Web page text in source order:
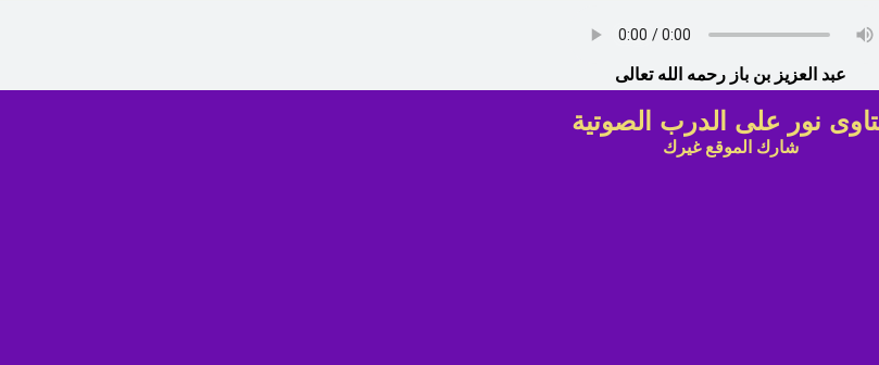
عبد العزيز بن باز رحمه الله تعالى
نور على الدرب الصوتية
شارك الموقع غيرك